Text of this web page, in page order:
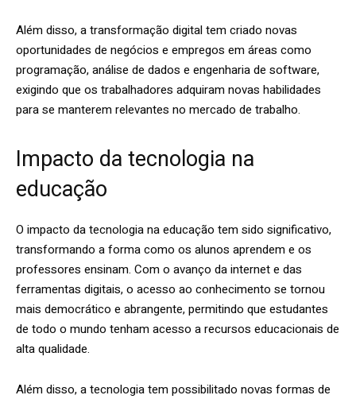
Além disso, a transformação digital tem criado novas
oportunidades de negócios e empregos em áreas como
programação, análise de dados e engenharia de software,
exigindo que os trabalhadores adquiram novas habilidades
para se manterem relevantes no mercado de trabalho.
Impacto da tecnologia na
educação
O impacto da tecnologia na educação tem sido significativo,
transformando a forma como os alunos aprendem e os
professores ensinam. Com o avanço da internet e das
ferramentas digitais, o acesso ao conhecimento se tornou
mais democrático e abrangente, permitindo que estudantes
de todo o mundo tenham acesso a recursos educacionais de
alta qualidade.
Além disso, a tecnologia tem possibilitado novas formas de